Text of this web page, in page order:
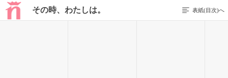
その時、わたしは。 表紙(目次)へ